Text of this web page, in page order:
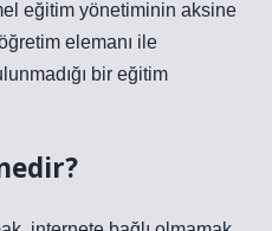
eğitim yönetiminin aksine
elemanı ile
bir eğitim